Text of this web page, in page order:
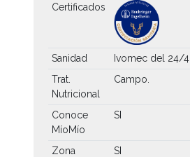
Certificados
Sanidad
Ivomec del 24/4.
Trat.
Nutricional
Campo.
Conoce
MíoMío
SI
Zona
SI